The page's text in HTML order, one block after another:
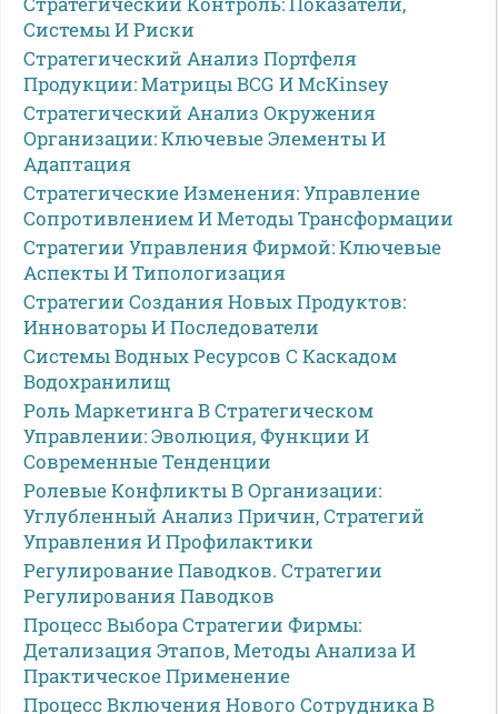
Системы И Риски
Стратегический Анализ Портфеля
Продукции: Матрицы BCG И McKinsey
Стратегический Анализ Окружения
Организации: Ключевые Элементы И
Адаптация
Стратегические Изменения: Управление
Сопротивлением И Методы Трансформации
Стратегии Управления Фирмой: Ключевые
Аспекты И Типологизация
Стратегии Создания Новых Продуктов:
Инноваторы И Последователи
Системы Водных Ресурсов С Каскадом
Водохранилищ
Роль Маркетинга В Стратегическом
Управлении: Эволюция, Функции И
Современные Тенденции
Ролевые Конфликты В Организации:
Углубленный Анализ Причин, Стратегий
Управления И Профилактики
Регулирование Паводков. Стратегии
Регулирования Паводков
Процесс Выбора Стратегии Фирмы:
Детализация Этапов, Методы Анализа И
Практическое Применение
Процесс Включения Нового Сотрудника В